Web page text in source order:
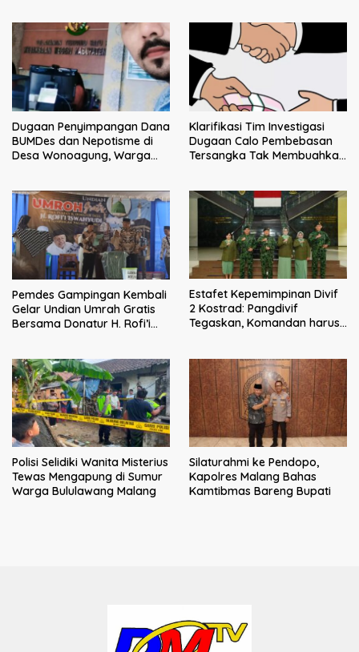
Dugaan Penyimpangan Dana
BUMDes dan Nepotisme di
Desa Wonoagung, Warga
Klarifikasi Tim Investigasi
Dugaan Calo Pembebasan
Tersangka Tak Membuahkan
Pemdes Gampingan Kembali
Gelar Undian Umrah Gratis
Bersama Donatur H. Rofi’i
Estafet Kepemimpinan Divif
2 Kostrad: Pangdivif
Tegaskan, Komandan harus
Polisi Selidiki Wanita Misterius
Tewas Mengapung di Sumur
Warga Bululawang Malang
Silaturahmi ke Pendopo,
Kapolres Malang Bahas
Kamtibmas Bareng Bupati